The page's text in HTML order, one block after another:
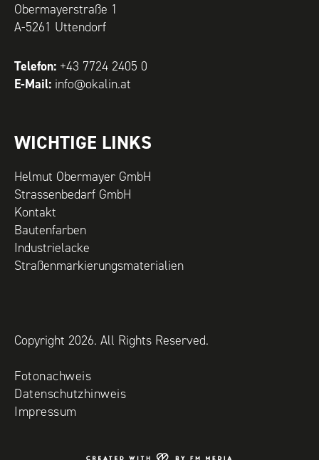
Obermayerstraße 1
A-5261 Uttendorf
Telefon: +43 7724 2405 0
E-Mail: info@okalin.at
WICHTIGE LINKS
Helmut Obermayer GmbH
Strassenbedarf GmbH
Kontakt
Bautenfarben
Industrielacke
Straßenmarkierungsmaterialien
Copyright 2026. All Rights Reserved.
Fotonachweis
Datenschutzhinweis
Impressum